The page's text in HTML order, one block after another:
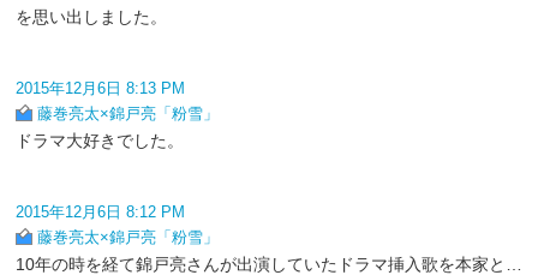
を思い出しました。
2015年12月6日 8:13 PM
藤巻亮太×錦戸亮「粉雪」
ドラマ大好きでした。
2015年12月6日 8:12 PM
藤巻亮太×錦戸亮「粉雪」
10年の時を経て錦戸亮さんが出演していたドラマ挿入歌を本家と…